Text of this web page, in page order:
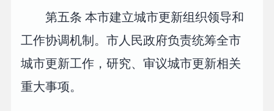
第五条 本市建立城市更新组织领导和
工作协调机制。市人民政府负责统筹全市
城市更新工作，研究、审议城市更新相关
重大事项。